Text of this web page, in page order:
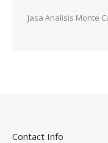
Jasa Analisis Monte
Contact Info